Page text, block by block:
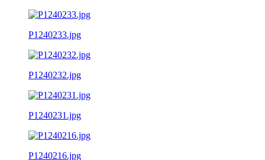
P1240233.jpg
P1240232.jpg
P1240231.jpg
P1240216.jpg